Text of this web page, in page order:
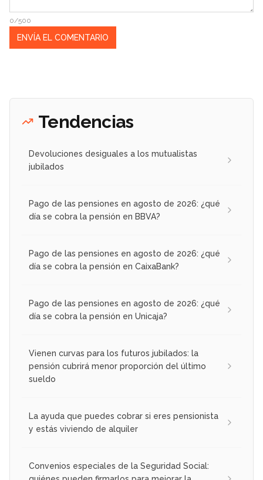
0/500
Tendencias
Devoluciones desiguales a los mutualistas
jubilados
Pago de las pensiones en agosto de 2026: ¿qué
día se cobra la pensión en BBVA?
Pago de las pensiones en agosto de 2026: ¿qué
día se cobra la pensión en CaixaBank?
Pago de las pensiones en agosto de 2026: ¿qué
día se cobra la pensión en Unicaja?
Vienen curvas para los futuros jubilados: la
pensión cubrirá menor proporción del último
sueldo
La ayuda que puedes cobrar si eres pensionista
y estás viviendo de alquiler
Convenios especiales de la Seguridad Social: